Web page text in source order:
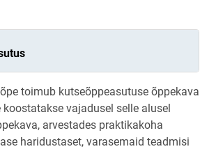
toimub kutseõppeasutuse õppekava
koostatakse vajadusel selle alusel
arvestades praktikakoha
haridustaset, varasemaid teadmisi